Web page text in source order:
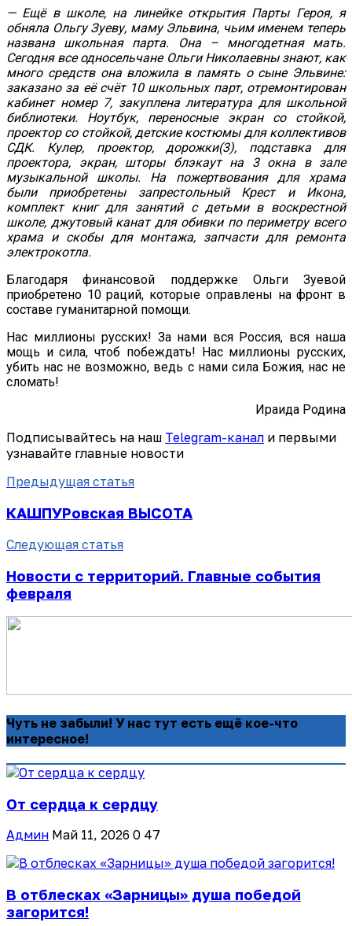
— Ещё в школе, на линейке открытия Парты Героя, я
обняла Ольгу Зуеву, маму Эльвина, чьим именем теперь
названа школьная парта. Она – многодетная мать.
Сегодня все односельчане Ольги Николаевны знают, как
много средств она вложила в память о сыне Эльвине:
заказано за её счёт 10 школьных парт, отремонтирован
кабинет номер 7, закуплена литература для школьной
библиотеки. Ноутбук, переносные экран со стойкой,
проектор со стойкой, детские костюмы для коллективов
СДК. Кулер, проектор, дорожки(3), подставка для
проектора, экран, шторы блэкаут на 3 окна в зале
музыкальной школы. На пожертвования для храма
были приобретены запрестольный Крест и Икона,
комплект книг для занятий с детьми в воскрестной
школе, джутовый канат для обивки по периметру всего
храма и скобы для монтажа, запчасти для ремонта
электрокотла.
Благодаря финансовой поддержке Ольги Зуевой
приобретено 10 раций, которые оправлены на фронт в
составе гуманитарной помощи.
Нас миллионы русских! За нами вся Россия, вся наша
мощь и сила, чтоб побеждать! Нас миллионы русских,
убить нас не возможно, ведь с нами сила Божия, нас не
сломать!
Ираида Родина
Подписывайтесь на наш Telegram-канал и первыми
узнавайте главные новости
Предыдущая статья
КАШПУРовская ВЫСОТА
Следующая статья
Новости с территорий. Главные события
февраля
Чуть не забыли! У нас тут есть ещё кое-что
интересное!
От сердца к сердцу
Админ Май 11, 2026 0 47
В отблесках «Зарницы» душа победой
загорится!